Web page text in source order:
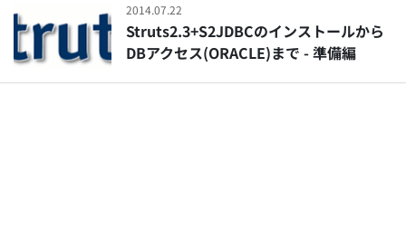
2014.07.22
Struts2.3+S2JDBCのインストールから
DBアクセス(ORACLE)まで - 準備編